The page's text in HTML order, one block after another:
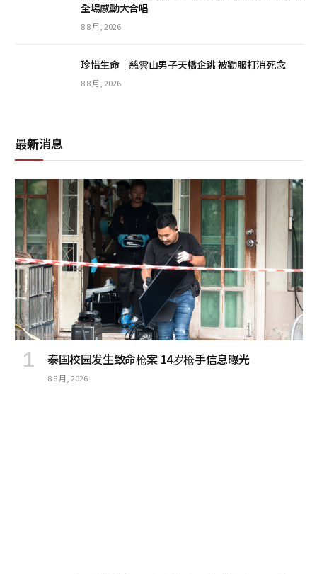
全場感動大合唱
8 8 月, 2026
珍惜生命│慈雲山男子天橋企跳 被勸服打消死念
8 8 月, 2026
最新消息
泰国校园发生致命枪案 14岁枪手信息曝光
8 8 月, 2026